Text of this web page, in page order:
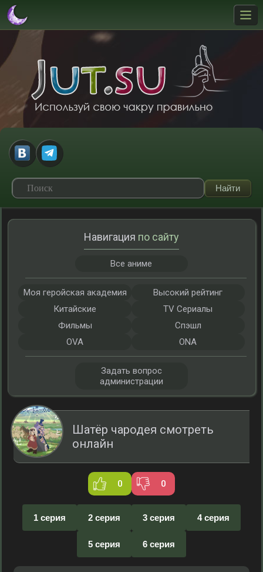
Шатёр чародея смотреть
онлайн
0 0
1 серия 2 серия 3 серия 4 серия
5 серия 6 серия
Навигация по сайту
Все аниме
Моя геройская академия
Высокий рейтинг
Китайские
TV Сериалы
Фильмы
Спэшл
OVA
ONA
Задать вопрос
администрации